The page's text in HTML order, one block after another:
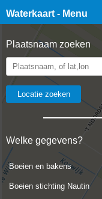
Waterkaart - Menu
Plaatsnaam zoeken
Welke gegevens?
Boeien en bakens
Boeien stichting Nautin
☰ Waterkaart Live